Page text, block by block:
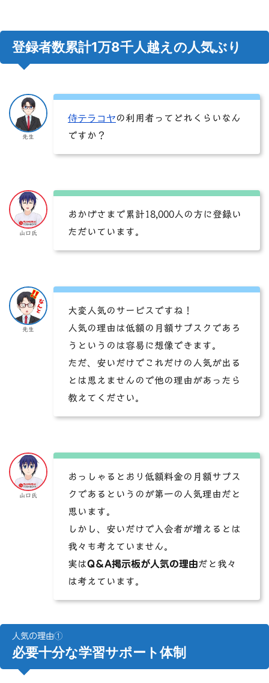
登録者数累計1万8千人越えの人気ぶり
先生
侍テラコヤの利用者ってどれくらいなん
ですか？
山口氏
おかげさまで累計18,000人の方に登録い
ただいています。
先生
大変人気のサービスですね！
人気の理由は低額の月額サブスクであろ
うというのは容易に想像できます。
ただ、安いだけでこれだけの人気が出る
とは思えませんので他の理由があったら
教えてください。
山口氏
おっしゃるとおり低額料金の月額サブス
クであるというのが第一の人気理由だと
思います。
しかし、安いだけで入会者が増えるとは
我々も考えていません。
実はQ＆A掲示板が人気の理由だと我々
は考えています。
人気の理由①
必要十分な学習サポート体制